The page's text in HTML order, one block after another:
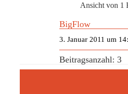
Ansicht von 1
BigFlow
3. Januar 2011 um
Beitragsanzahl: 3